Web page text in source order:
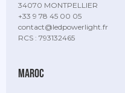
34070 MONTPELLIER
+33 9 78 45 00 05
contact@ledpowerlight.fr
RCS : 793132465
maroc